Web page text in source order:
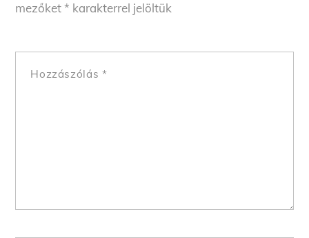
mezőket* karakterrel jelöltük
Hozzászólás *